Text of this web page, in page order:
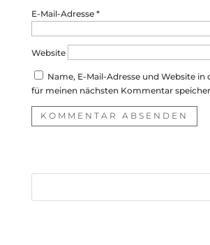
E-Mail-Adresse *
Website
Name, E-Mail-Adresse und Website in
für meinen nächsten Kommentar